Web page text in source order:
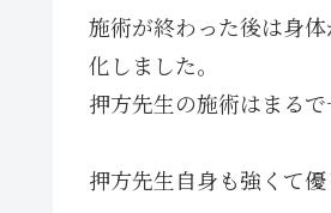
施術が終わった後は身
化しました。
押方先生の施術はまる
押方先生自身も強くて